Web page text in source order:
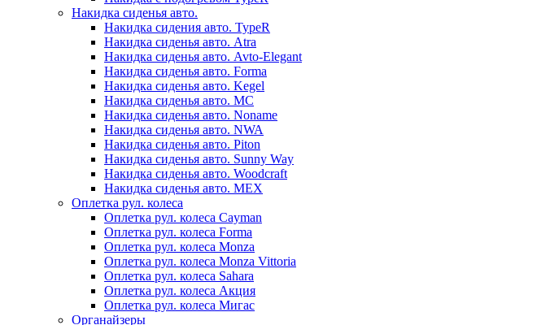
Накидка сиденья авто.
Накидка сидения авто. TypeR
Накидка сиденья авто. Atra
Накидка сиденья авто. Avto-Elegant
Накидка сиденья авто. Forma
Накидка сиденья авто. Kegel
Накидка сиденья авто. MC
Накидка сиденья авто. Noname
Накидка сиденья авто. NWA
Накидка сиденья авто. Piton
Накидка сиденья авто. Sunny Way
Накидка сиденья авто. Woodcraft
Накидка сиденья авто. МЕХ
Оплетка рул. колеса
Оплетка рул. колеса Cayman
Оплетка рул. колеса Forma
Оплетка рул. колеса Monza
Оплетка рул. колеса Monza Vittoria
Оплетка рул. колеса Sahara
Оплетка рул. колеса Акция
Оплетка рул. колеса Мигас
Органайзеры